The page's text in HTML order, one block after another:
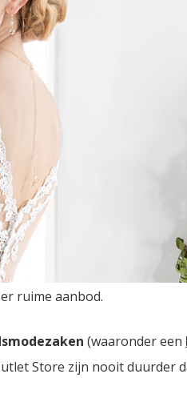
u in Eindhoven. Drie
ruime aanbod.
(waaronder een
Store zijn nooit duurder